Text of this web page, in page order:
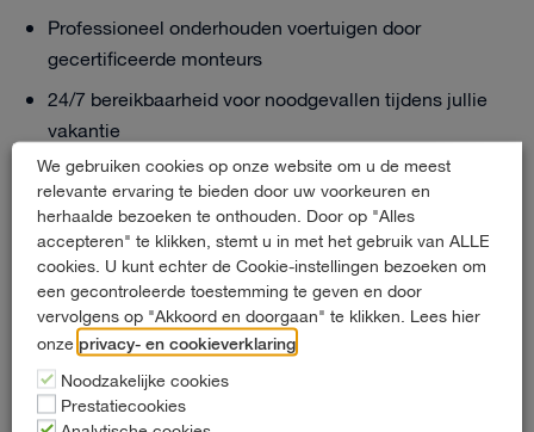
Professioneel onderhouden voertuigen door
gecertificeerde monteurs
24/7 bereikbaarheid voor noodgevallen tijdens jullie
vakantie
Gratis shuttleservice vanaf metrostation Rodenrijs
binnen openingstijden
Onze ervaring van meer dan 60 jaar in autoverhuur helpt
ons om jullie te adviseren over de beste
voertuigcombinatie voor jullie specifieke situatie. Of
jullie nu kiezen voor twee 9-persoons bussen of een mix
van verschillende voertuigen, wij zorgen ervoor dat
iedereen comfortabel op vakantie kan. Neem gerust
We gebruiken cookies op onze website om u de meest
relevante ervaring te bieden door uw voorkeuren en
herhaalde bezoeken te onthouden. Door op "Alles
accepteren" te klikken, stemt u in met het gebruik van ALLE
cookies. U kunt echter de Cookie-instellingen bezoeken om
een gecontroleerde toestemming te geven en door
vervolgens op "Akkoord en doorgaan" te klikken. Lees hier
onze privacy- en cookieverklaring
Noodzakelijke cookies
Prestatiecookies